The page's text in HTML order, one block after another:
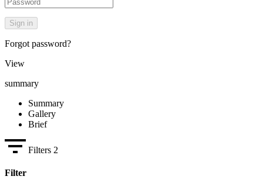
Forgot password?
View
summary
Summary
Gallery
Brief
Filters 2
Filter